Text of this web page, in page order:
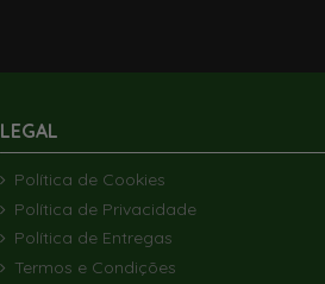
LEGAL
Política de Cookies
Política de Privacidade
Política de Entregas
Termos e Condições